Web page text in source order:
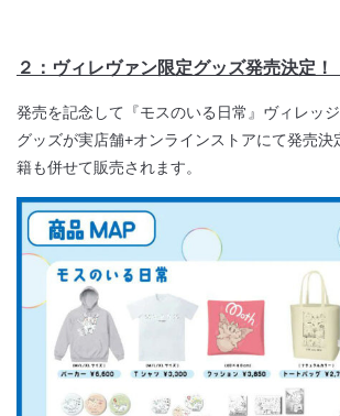
２：ヴィレヴァン限定グッズ発売決定！
発売を記念して『モスのいる日常』ヴィレッ
グッズが実店舗+オンラインストアにて発売決
籍も併せて販売されます。